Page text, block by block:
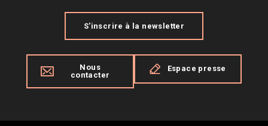
S'inscrire à la newsletter
Nous
contacter
Espace presse